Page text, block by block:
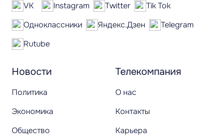
Новости
Политика
Экономика
Общество
Телекомпания
О нас
Контакты
Карьера
VK Instagram Twitter
Tik Tok
Одноклассники
Яндекс.Дзен
Telegram
Rutube